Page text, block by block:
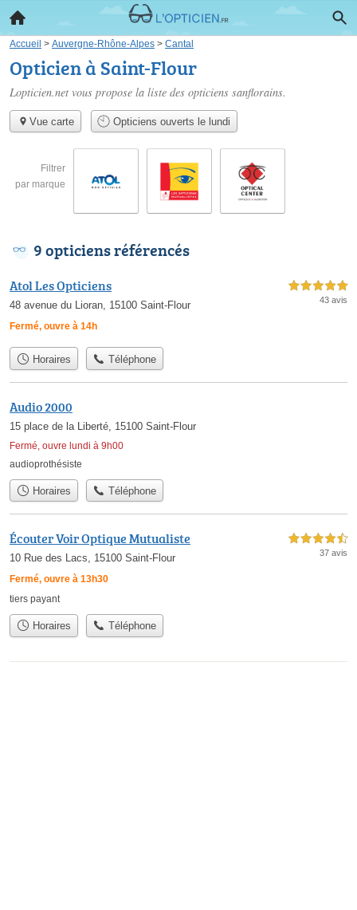
Accueil > Auvergne-Rhône-Alpes > Cantal
Opticien à Saint-Flour
Lopticien.net vous propose la liste des opticiens sanflorains.
Vue carte Opticiens ouverts le lundi
Filtrer
par marque
9 opticiens référencés
Atol Les Opticiens
48 avenue du Lioran, 15100 Saint-Flour
Fermé, ouvre à 14h
5,0 étoiles sur 5
43 avis
Horaires Téléphone
Audio 2000
15 place de la Liberté, 15100 Saint-Flour
Fermé, ouvre lundi à 9h00
audioprothésiste
Horaires Téléphone
Écouter Voir Optique Mutualiste
10 Rue des Lacs, 15100 Saint-Flour
Fermé, ouvre à 13h30
4,5 étoiles sur 5
37 avis
tiers payant
Horaires Téléphone